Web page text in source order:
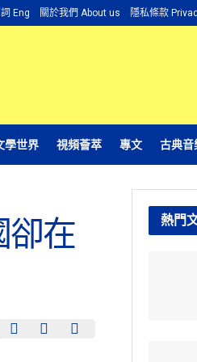
Eng 關於我們 About us 隱私條款
學世界 視頻薈萃 專文 古典音
在 熱門